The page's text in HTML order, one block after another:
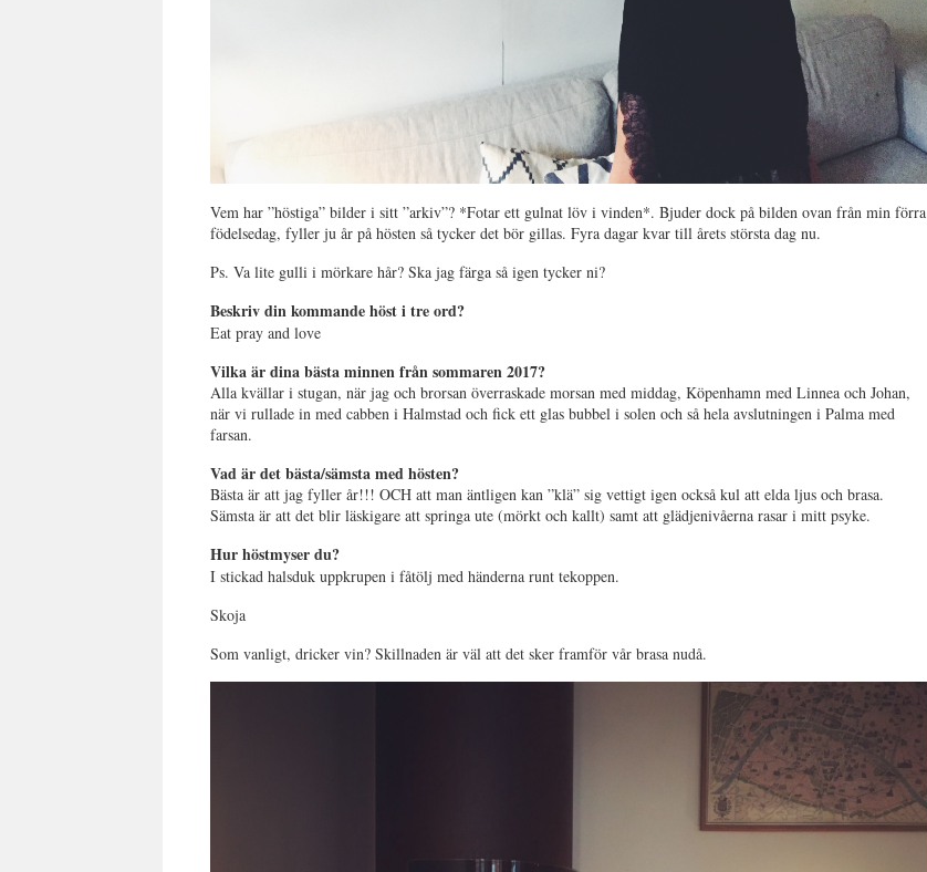
Vem har ”höstiga” bilder i sitt ”arkiv”? *Fotar ett gulnat löv i vinden*. Bjuder dock på bilden ovan från min förra
födelsedag, fyller ju år på hösten så tycker det bör gillas. Fyra dagar kvar till årets största dag nu.
Ps. Va lite gulli i mörkare hår? Ska jag färga så igen tycker ni?
Beskriv din kommande höst i tre ord?
Eat pray and love
Vilka är dina bästa minnen från sommaren 2017?
Alla kvällar i stugan, när jag och brorsan överraskade morsan med middag, Köpenhamn med Linnea och Johan,
när vi rullade in med cabben i Halmstad och fick ett glas bubbel i solen och så hela avslutningen i Palma med
farsan.
Vad är det bästa/sämsta med hösten?
Bästa är att jag fyller år!!! OCH att man äntligen kan ”klä” sig vettigt igen också kul att elda ljus och brasa.
Sämsta är att det blir läskigare att springa ute (mörkt och kallt) samt att glädjenivåerna rasar i mitt psyke.
Hur höstmyser du?
I stickad halsduk uppkrupen i fåtölj med händerna runt tekoppen.
Skoja
Som vanligt, dricker vin? Skillnaden är väl att det sker framför vår brasa nudå.